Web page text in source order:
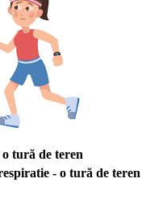
tură de teren
- o tură de teren